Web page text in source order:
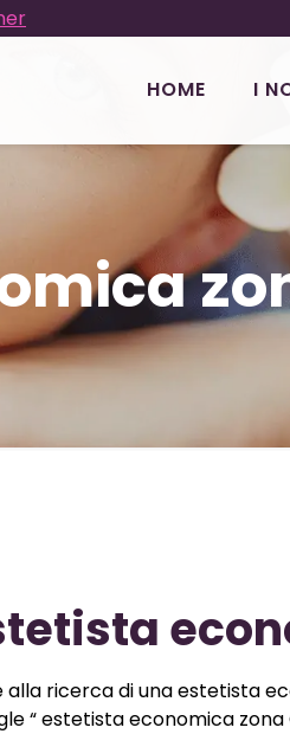
HOME I
alla ricerca di una estetista
“ estetista economica